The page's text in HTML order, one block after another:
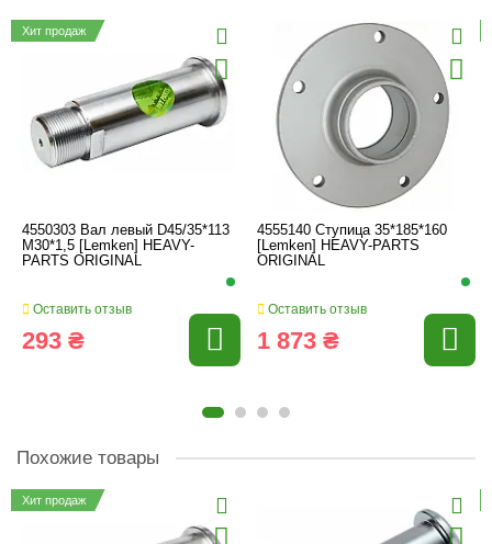
Хит продаж
4550303 Вал левый D45/35*113
M30*1,5 [Lemken] HEAVY-
PARTS ORIGINAL
Оставить отзыв
293 ₴
4555140 Ступица 35*185*160
[Lemken] HEAVY-PARTS
ORIGINAL
Оставить отзыв
1 873 ₴
Похожие товары
Хит продаж